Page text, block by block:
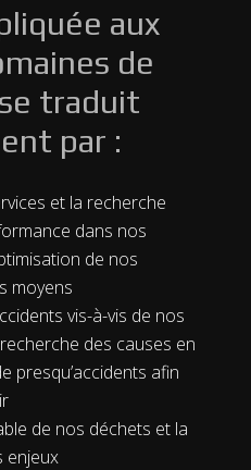
aux
de
traduit
par :
et la recherche
dans nos
de nos
moyens
vis-à-vis de nos
des causes en
presqu’accidents afin
de nos déchets et la
enjeux